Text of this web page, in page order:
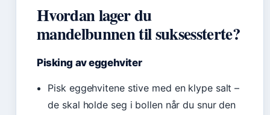
Hvordan lager du
mandelbunnen til suksessterte?
Pisking av eggehviter
Pisk eggehvitene stive med en klype salt –
de skal holde seg i bollen når du snur den